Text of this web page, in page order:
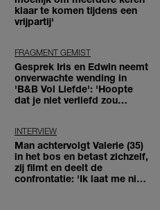
klaar te komen tijdens een
vrijpartij'
FRAGMENT GEMIST
Gesprek Iris en Edwin neemt
onverwachte wending in
'B&B Vol Liefde': 'Hoopte
dat je niet verliefd zou
INTERVIEW
Man achtervolgt Valerie (35)
in het bos en betast zichzelf,
zij filmt en deelt de
confrontatie: 'Ik laat me niet